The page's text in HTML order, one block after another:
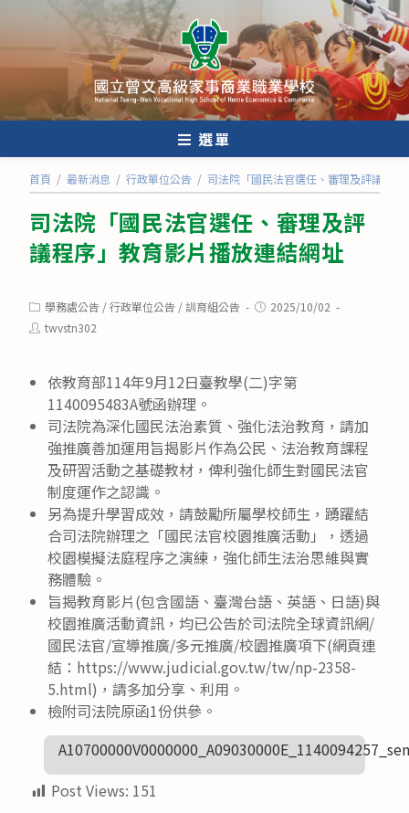
內
選單
首頁 / 最新消息 / 行政單位公告 / 司法院「國民法官選任、審理及評議程
司法院「國民法官選任、審理及評
議程序」教育影片播放連結網址
Post
category:
學務處公告 /行政單位公告 /訓育組公告
Post2025/10/02
Posttwvstn302
依教育部114年9月12日臺教學(二)字第
1140095483A號函辦理。
司法院為深化國民法治素質、強化法治教育，請加
強推廣善加運用旨揭影片作為公民、法治教育課程
及研習活動之基礎教材，俾利強化師生對國民法官
制度運作之認識。
另為提升學習成效，請鼓勵所屬學校師生，踴躍結
合司法院辦理之「國民法官校園推廣活動」，透過
校園模擬法庭程序之演練，強化師生法治思維與實
務體驗。
旨揭教育影片(包含國語、臺灣台語、英語、日語)與
校園推廣活動資訊，均已公告於司法院全球資訊網/
國民法官/宣導推廣/多元推廣/校園推廣項下(網頁連
結：https://www.judicial.gov.tw/tw/np-2358-
5.html)，請多加分享、利用。
檢附司法院原函1份供參。
Post Views: 151